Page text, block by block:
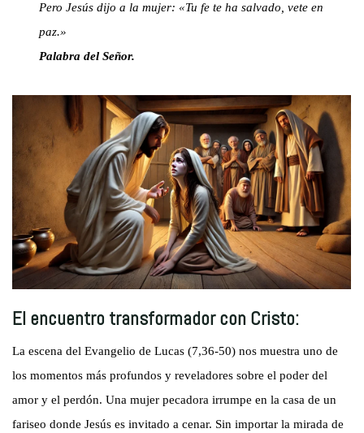
Pero Jesús dijo a la mujer: «Tu fe te ha salvado, vete en
paz.»
Palabra del Señor.
El encuentro transformador con Cristo:
La escena del Evangelio de Lucas (7,36-50) nos muestra uno de
los momentos más profundos y reveladores sobre el poder del
amor y el perdón. Una mujer pecadora irrumpe en la casa de un
fariseo donde Jesús es invitado a cenar. Sin importar la mirada de